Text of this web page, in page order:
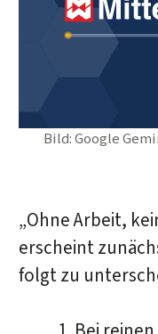
Bild: Google
„Ohne Arbeit,
erscheint
folgt zu